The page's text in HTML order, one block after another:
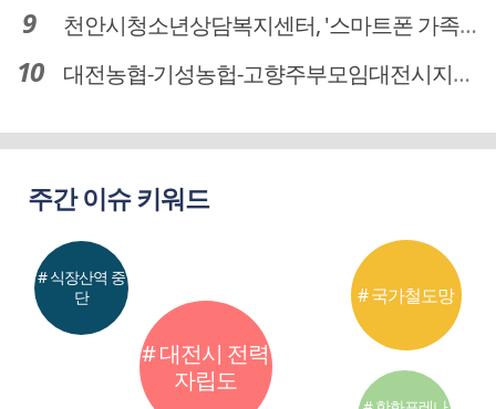
천안시청소년상담복지센터, '스마트폰 가족치유캠프' 운영
대전농협-기성농헙-고향주부모임대전시지회, 이심점심 중식지원 봉사활동
주간 이슈 키워드
# 대전시 전력
자립도
# 국가철도망
# 식장산역 중
단